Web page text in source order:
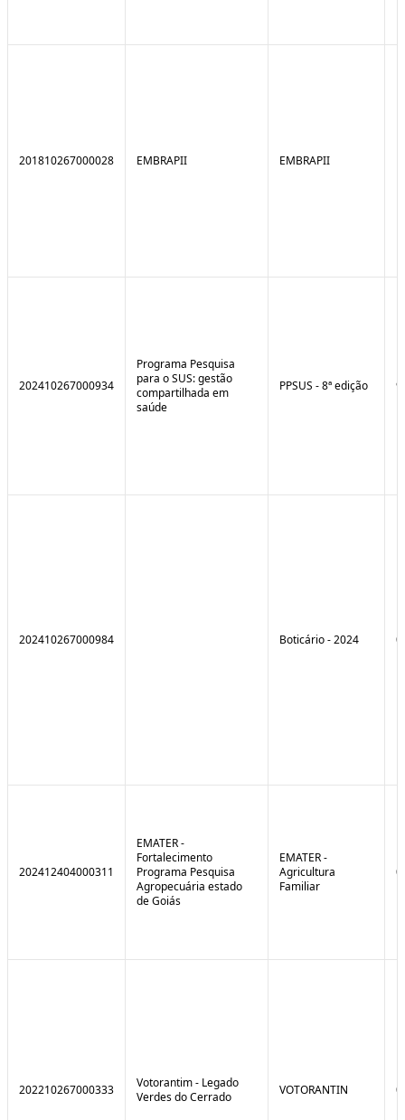
201810267000028 EMBRAPII EMBRAPII
202410267000934
Programa Pesquisa
para o SUS: gestão
compartilhada em
saúde
PPSUS - 8ª edição
202410267000984 Boticário - 2024
202412404000311
EMATER -
Fortalecimento
Programa Pesquisa
Agropecuária estado
de Goiás
EMATER -
Agricultura
Familiar
202210267000333
Votorantim - Legado
Verdes do Cerrado
VOTORANTIN